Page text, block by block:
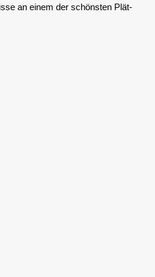
an einem der schöns­ten Plät­